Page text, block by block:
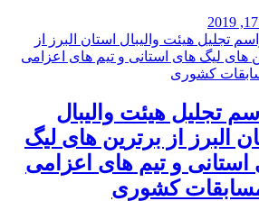
تجلیل هیئت والیبال
البرز از برترین های لیگ
استانی و تیم های اعزامی
کشوری